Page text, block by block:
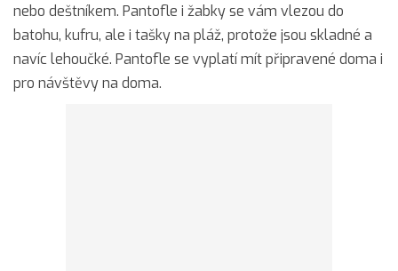
nebo deštníkem. Pantofle i žabky se vám vlezou do
batohu, kufru, ale i tašky na pláž, protože jsou skladné a
navíc lehoučké. Pantofle se vyplatí mít připravené doma i
pro návštěvy na doma.